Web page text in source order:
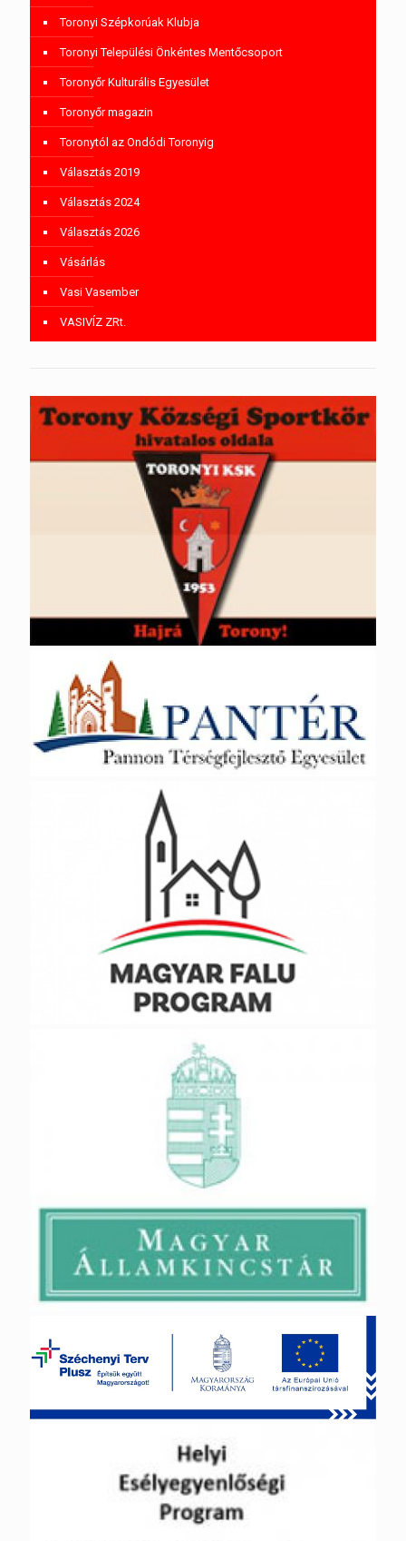
Toronyi Szépkorúak Klubja
Toronyi Települési Önkéntes Mentőcsoport
Toronyőr Kulturális Egyesület
Toronyőr magazin
Toronytól az Ondódi Toronyig
Választás 2019
Választás 2024
Választás 2026
Vásárlás
Vasi Vasember
VASIVÍZ ZRt.